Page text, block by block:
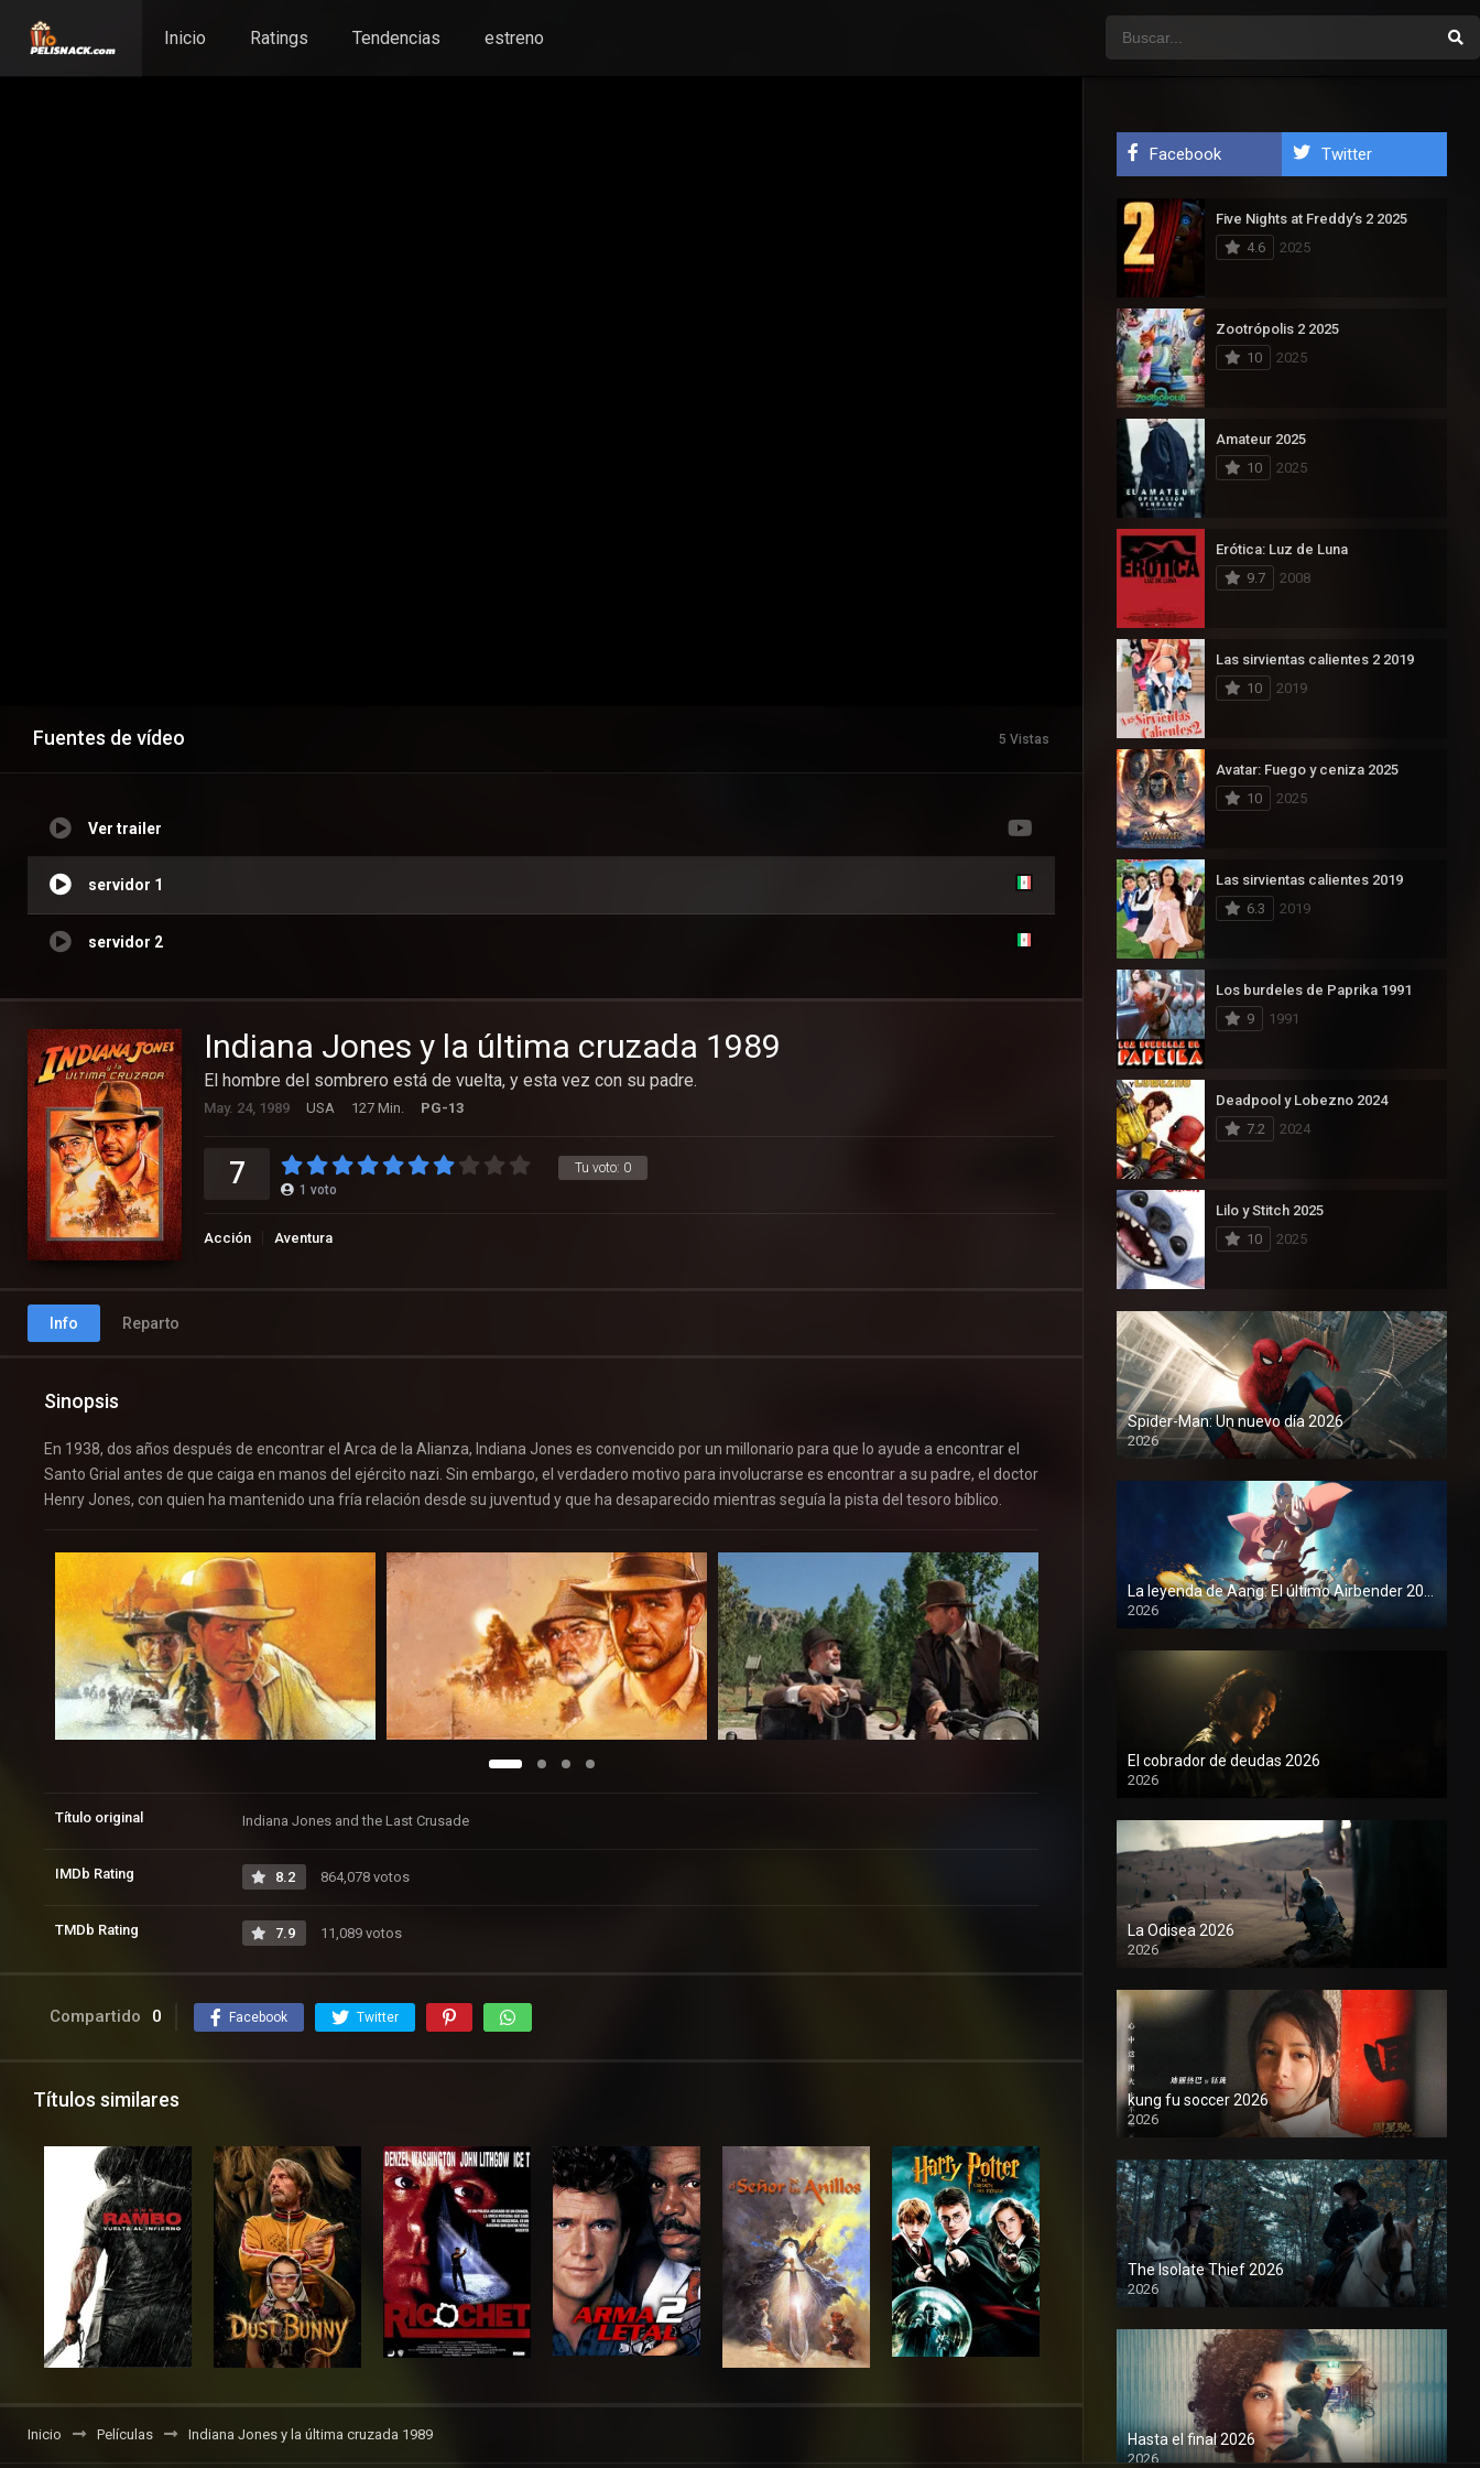
Inicio Ratings Tendencias estreno
Fuentes de vídeo 5 Vistas
Ver trailer
servidor 1
servidor 2
Indiana Jones y la última cruzada 1989
El hombre del sombrero está de vuelta, y esta vez con su padre.
May. 24, 1989 USA 127 Min. PG-13
Tu voto: 0
7 1 voto
Acción Aventura
Info Reparto
Sinopsis
En 1938, dos años después de encontrar el Arca de la Alianza, Indiana Jones es convencido por un millonario para que lo ayude a encontrar el
Santo Grial antes de que caiga en manos del ejército nazi. Sin embargo, el verdadero motivo para involucrarse es encontrar a su padre, el doctor
Henry Jones, con quien ha mantenido una fría relación desde su juventud y que ha desaparecido mientras seguía la pista del tesoro bíblico.
Título original Indiana Jones and the Last Crusade
IMDb Rating 8.2 864,078 votos
TMDb Rating 7.9 11,089 votos
Compartido 0 Facebook Twitter
Títulos similares
Inicio Películas Indiana Jones y la última cruzada 1989
Facebook Twitter
Five Nights at Freddy’s 2 2025
4.6
2025
Zootrópolis 2 2025
10
2025
Amateur 2025
10
2025
Erótica: Luz de Luna
9.7
2008
Las sirvientas calientes 2 2019
10
2019
Avatar: Fuego y ceniza 2025
10
2025
Las sirvientas calientes 2019
6.3
2019
Los burdeles de Paprika 1991
9
1991
Deadpool y Lobezno 2024
7.2
2024
Lilo y Stitch 2025
10
2025
Spider-Man: Un nuevo día 2026
2026
1080P
2026
1080P
El cobrador de deudas 2026
2026
1080P
La Odisea 2026
2026
1080P
kung fu soccer 2026
2026
1080P
The Isolate Thief 2026
2026
1080P
Hasta el final 2026
2026